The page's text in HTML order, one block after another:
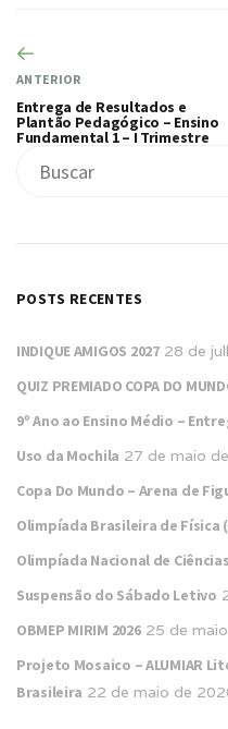
ANTERIOR
Entrega de Resultados e
Plantão Pedagógico – Ensino
Fundamental 1 – I Trimestre
POSTS RECENTES
INDIQUE AMIGOS 2027 28 de
QUIZ PREMIADO COPA DO
9º Ano ao Ensino Médio –
Uso da Mochila 27 de maio
Copa Do Mundo – Arena de
Olimpíada Brasileira de Física
Olimpíada Nacional de Ciências
Suspensão do Sábado Letivo
OBMEP MIRIM 2026 25 de
Projeto Mosaico – ALUMIAR
Brasileira 22 de maio de